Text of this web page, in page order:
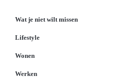
Wat je niet wilt missen
Lifestyle
Wonen
Werken